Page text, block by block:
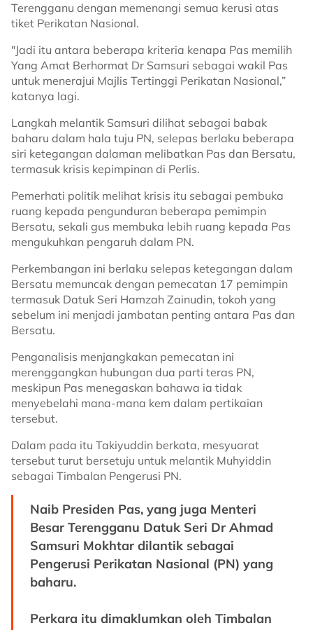
Terengganu dengan memenangi semua kerusi atas
tiket Perikatan Nasional.
"Jadi itu antara beberapa kriteria kenapa Pas memilih
Yang Amat Berhormat Dr Samsuri sebagai wakil Pas
untuk menerajui Majlis Tertinggi Perikatan Nasional,”
katanya lagi.
Langkah melantik Samsuri dilihat sebagai babak
baharu dalam hala tuju PN, selepas berlaku beberapa
siri ketegangan dalaman melibatkan Pas dan Bersatu,
termasuk krisis kepimpinan di Perlis.
Pemerhati politik melihat krisis itu sebagai pembuka
ruang kepada pengunduran beberapa pemimpin
Bersatu, sekali gus membuka lebih ruang kepada Pas
mengukuhkan pengaruh dalam PN.
Perkembangan ini berlaku selepas ketegangan dalam
Bersatu memuncak dengan pemecatan 17 pemimpin
termasuk Datuk Seri Hamzah Zainudin, tokoh yang
sebelum ini menjadi jambatan penting antara Pas dan
Bersatu.
Penganalisis menjangkakan pemecatan ini
merenggangkan hubungan dua parti teras PN,
meskipun Pas menegaskan bahawa ia tidak
menyebelahi mana-mana kem dalam pertikaian
tersebut.
Dalam pada itu Takiyuddin berkata, mesyuarat
tersebut turut bersetuju untuk melantik Muhyiddin
sebagai Timbalan Pengerusi PN.
Naib Presiden Pas, yang juga Menteri
Besar Terengganu Datuk Seri Dr Ahmad
Samsuri Mokhtar dilantik sebagai
Pengerusi Perikatan Nasional (PN) yang
baharu.
Perkara itu dimaklumkan oleh Timbalan